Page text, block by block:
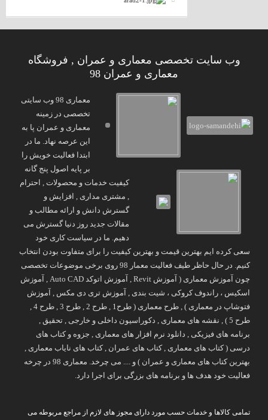
وب سایت تخصصی معماری و عمران , فروشگاه
معماری و عمران 98
معماری 98 وب سایتی
تخصصی در زمینه
معماری و عمران پا به
این عرصه نهاد. ما در
ابتدا فعالیت خویش را
بر پایه اصول پنج گانه
کیفیت خدمات و محصولات , احترام
, مشتری مداری , افزایش و
گسترش دانش و ارائه مطالب و
مقالات جدید روز دنیا گسترش می
دهیم. ما در سیاست کاری خود
سعی کرده ایم بهترین قیمت و بهترین کیفیت را برای متفاوت بودن انتخاب
کنیم. در حال حاظر طیف فعالیت معمار 98 روی برخی موضوعات تخصصی
چون آموزش معماری ( آموزش Revit , آموزش اتوکد Auto CAD , آموزش
اسکیس ، راندوف کروکی ، شیت بندی , آموزش تری دی مکس , آموزش
فتوشاپ در معماری ) , طرح معماری ( طرح1 , طرح 2 , طرح 3 , طرح 4 ,
طرح 5 ) , نقشه های معماری , دکوراسیون داخلی و خارجی , تحقیق ,
برنامه های فیزیکی , دانلود نرم افزار های معماری , جزوه و کتاب های
درسی ( کتاب های معماری , کتاب های عمران , کتاب های نایاب معماری ,
بهترین کتاب های معماری و عمران ) و .... می چرخد. معماری 98 در چرخه
فعالیت خود هدف ها و برنامه های بزرگی برای اجرا دارد.
تمامی کالاها و خدمات حسب مورد دارای مجوز های لازم از مراجع مربوطه می